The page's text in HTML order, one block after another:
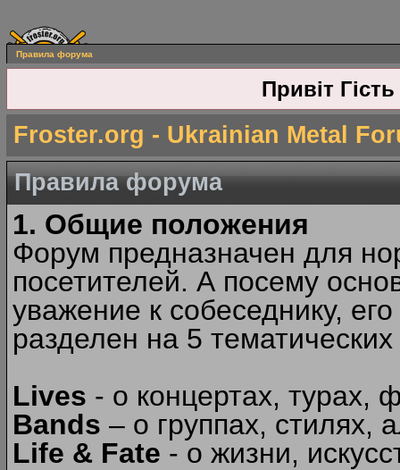
Правила форума
Привіт Гість
Froster.org - Ukrainian Metal
Правила форума
1. Общие положения
Форум предназначен для
посетителей. А посему
уважение к собеседнику,
разделен на 5
Lives - о концертах, турах,
Bands – о группах, стилях,
Life & Fate - о жизни,